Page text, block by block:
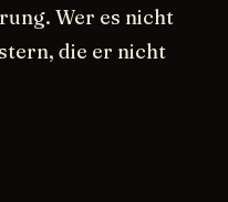
Wer es nicht
die er nicht